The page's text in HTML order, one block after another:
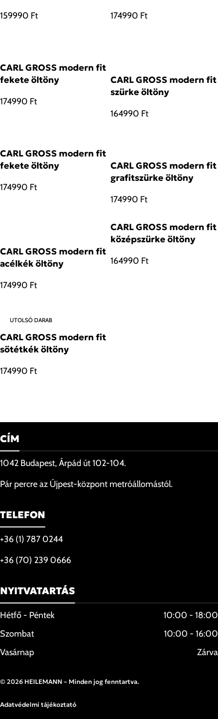
159990 Ft 174990 Ft
CARL GROSS modern fit
fekete öltöny
174990 Ft
CARL GROSS modern fit
szürke öltöny
164990 Ft
CARL GROSS modern fit
fekete öltöny
174990 Ft
CARL GROSS modern fit
grafitszürke öltöny
174990 Ft
CARL GROSS modern fit
acélkék öltöny
174990 Ft
CARL GROSS modern fit
középszürke öltöny
164990 Ft
UTOLSÓ DARAB
CARL GROSS modern fit
sötétkék öltöny
174990 Ft
CÍM
1042 Budapest, Árpád út 102-104.
Pár percre az Újpest-központ metróállomástól.
TELEFON
+36 (1) 787 0244
+36 (70) 239 0666
NYITVATARTÁS
Hétfő - Péntek
10:00 - 18:00
Szombat
10:00 - 16:00
Vasárnap
Zárva
© 2026 HEILEMANN – Minden jog fenntartva.
Adatvédelmi tájékoztató